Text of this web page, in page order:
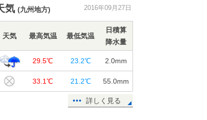
気 (九州地方) 2016年09月27日
天気 最高気温 最低気温
日積算
降水量
29.5℃ 23.2℃ 2.0mm
33.1℃ 21.2℃ 55.0mm
詳しく見る